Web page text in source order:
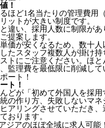
！
ほど1名当たりの管理費用
ットが大きい制度です。
違い、採用人数に制限が
提案します。
価が安くなるため、数十
たスタッフ複数人が掛け
トにご注意ください。ほ
監理費を最低限に削減し
ト！
どが 「初めて外国人を採用
の作り方、失敗しないマネ
アリングさせていただき
おります。